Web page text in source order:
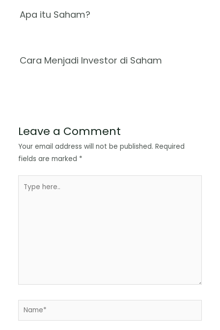
Apa itu Saham?
Cara Menjadi Investor di Saham
Leave a Comment
Your email address will not be published. Required
fields are marked *